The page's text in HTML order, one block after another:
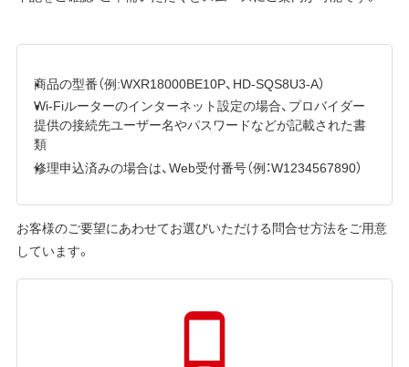
商品の型番（例:WXR18000BE10P、HD-SQS8U3-A）
Wi-Fiルーターのインターネット設定の場合、プロバイダー
提供の接続先ユーザー名やパスワードなどが記載された書
類
修理申込済みの場合は、Web受付番号（例：W1234567890）
お客様のご要望にあわせてお選びいただける問合せ方法をご用意
しています。